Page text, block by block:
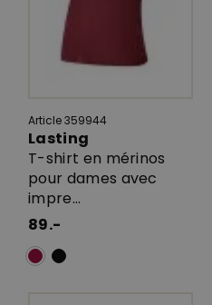
Article 359944
Lasting
T-shirt en mérinos
pour dames avec
impre...
89.-